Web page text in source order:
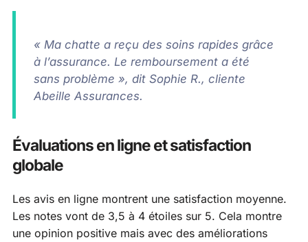
« Ma chatte a reçu des soins rapides grâce
à l’assurance. Le remboursement a été
sans problème », dit Sophie R., cliente
Abeille Assurances.
Évaluations en ligne et satisfaction
globale
Les avis en ligne montrent une satisfaction moyenne.
Les notes vont de 3,5 à 4 étoiles sur 5. Cela montre
une opinion positive mais avec des améliorations